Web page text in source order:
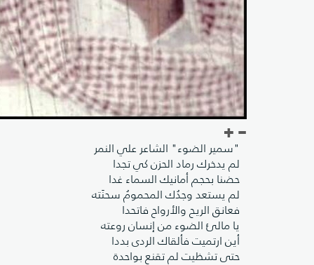
"سمير الضوء" الشاعر علي النمر
لم يدخرك رماد الحزن كي تجدا
حضنا بحجم أمانيك السماء غدا
لم يستعد وجدُك المحمومُ سحنَته
فعانق الريح والأرواح فاتحدا
يا مالئ الضوء من إنسان روعته
أين ارتميت فألقاك الردى بددا
حتى تشظيت لم تقنع بواحدة